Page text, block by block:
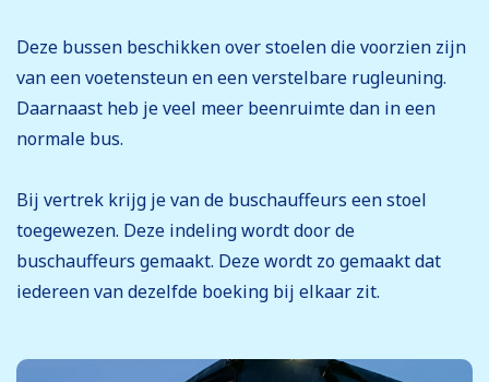
Deze bussen beschikken over stoelen die voorzien zijn
van een voetensteun en een verstelbare rugleuning.
Daarnaast heb je veel meer beenruimte dan in een
normale bus.
Bij vertrek krijg je van de buschauffeurs een stoel
toegewezen. Deze indeling wordt door de
buschauffeurs gemaakt. Deze wordt zo gemaakt dat
iedereen van dezelfde boeking bij elkaar zit.